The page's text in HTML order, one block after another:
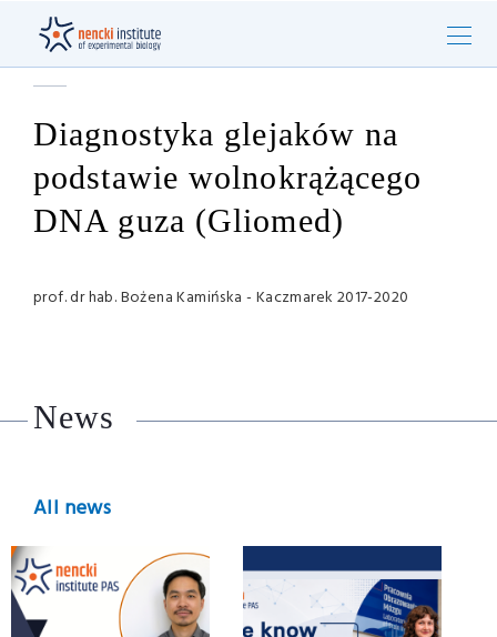
Diagnostyka glejaków na
podstawie wolnokrążącego
DNA guza (Gliomed)
prof. dr hab. Bożena Kamińska - Kaczmarek 2017-2020
News
All news